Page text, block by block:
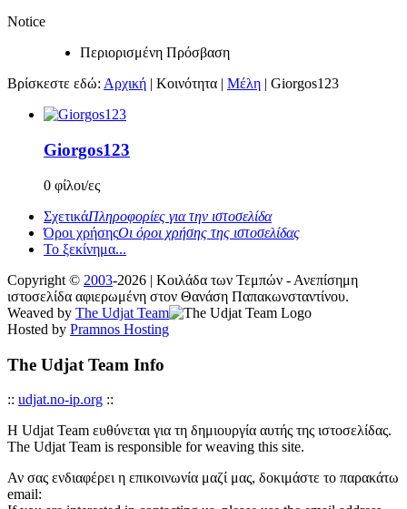
Notice
Περιορισμένη Πρόσβαση
Βρίσκεστε εδώ: Αρχική | Κοινότητα | Μέλη | Giorgos123
Giorgos123
0 φίλοι/ες
ΣχετικάΠληροφορίες για την ιστοσελίδα
Όροι χρήσηςΟι όροι χρήσης της ιστοσελίδας
Το ξεκίνημα...
Copyright © 2003-2026 | Κοιλάδα των Τεμπών - Ανεπίσημη
ιστοσελίδα αφιερωμένη στον Θανάση Παπακωνσταντίνου.
Weaved by The Udjat Team
Hosted by Pramnos Hosting
The Udjat Team Info
:: udjat.no-ip.org ::
Η Udjat Team ευθύνεται για τη δημιουργία αυτής της ιστοσελίδας.
The Udjat Team is responsible for weaving this site.
Αν σας ενδιαφέρει η επικοινωνία μαζί μας, δοκιμάστε το παρακάτω
email: